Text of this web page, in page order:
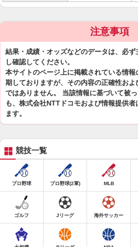
注意事項
結果・成績・オッズなどのデータは、必
し確認してください。
本サイトのページ上に掲載されている情
期しておりますが、その内容の正確性お
ではありません。 当該情報に基づいて被
も、株式会社NTTドコモおよび情報提供
ます。
競技一覧
プロ野球 プロ野球(2軍) MLB
ゴルフ Jリーグ 海外サッカー